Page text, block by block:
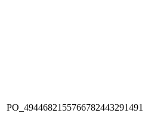
PO_4944682155766782443291491